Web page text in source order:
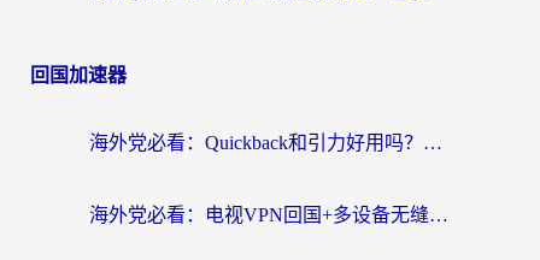
回国加速器
海外党必看：Quickback和引力好用吗？3分钟搞懂回国加速器怎么选
海外党必看：电视VPN回国+多设备无缝访问国内资源的实用指南